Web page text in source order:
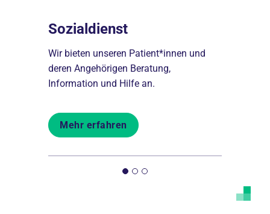
Sozialdienst
Wir bieten unseren Patient*innen und
deren Angehörigen Beratung,
Information und Hilfe an.
Mehr erfahren